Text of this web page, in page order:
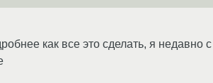
как все это сделать, я недавно